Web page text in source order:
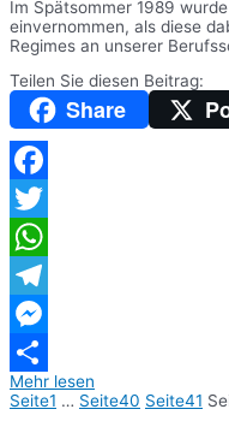
Im Spätsommer 1989
einvernommen, als diese
Regimes an unserer
Teilen Sie diesen Beitrag:
Share
Facebook
Twitter
WhatsApp
Telegram
Messenger
Teilen
Mehr lesen
Seite1 … Seite40 Seite41